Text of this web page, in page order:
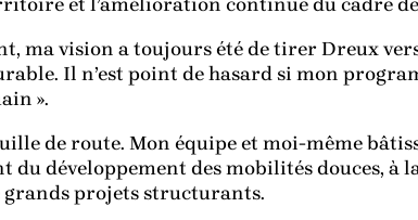
ma vision a toujours été de tirer Dreux
Il n’est point de hasard si mon
».
de route. Mon équipe et moi-même
du développement des mobilités douces, à
grands projets structurants.